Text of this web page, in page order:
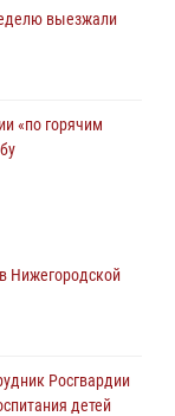
выезжали
«по горячим
в рамках
в Нижнем
Нижегородской
Росгвардии
детей